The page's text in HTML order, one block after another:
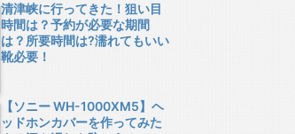
清津峡に行ってきた！狙い目
時間は？予約が必要な期間
は？所要時間は?濡れてもいい
靴必要！
【ソニー WH-1000XM5】ヘ
ッドホンカバーを作ってみた